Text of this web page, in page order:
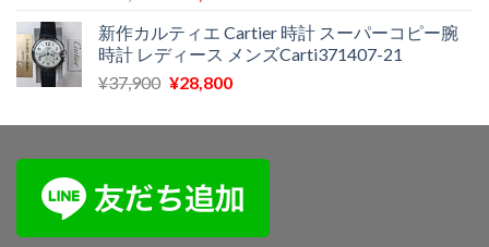
で
し
た。
¥12,500
で
す。
価
格
は
で
の
価
格
¥33,300
新作カルティエ Cartier 時計 スーパーコピー腕
時計 レディース メンズCarti371407-21
¥37,900 元
価
¥37,900
し
¥28,800現
の
は
¥28,800
で